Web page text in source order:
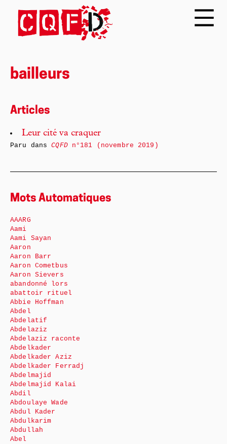
bailleurs
Articles
Leur cité va craquer
Paru dansCQFDn°181 (novembre 2019)
Mots Automatiques
AAARG
Aami
Aami Sayan
Aaron
Aaron Barr
Aaron Cometbus
Aaron Sievers
abandonné lors
abattoir rituel
Abbie Hoffman
Abdel
Abdelatif
Abdelaziz
Abdelaziz raconte
Abdelkader
Abdelkader Aziz
Abdelkader Ferradj
Abdelmajid
Abdelmajid Kalai
Abdil
Abdoulaye Wade
Abdul Kader
Abdulkarim
Abdullah
Abel